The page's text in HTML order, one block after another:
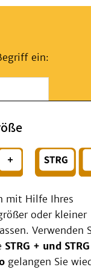
ein:
mit Hilfe Ihres
oder kleiner
Verwenden
STRG + und
gelangen Sie
(KIM)